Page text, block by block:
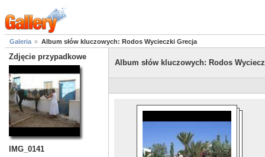
Galeria Album słów kluczowych: Rodos Wycieczki Grecja
Zdjęcie przypadkowe
IMG_0141
Album słów kluczowych: Rodos